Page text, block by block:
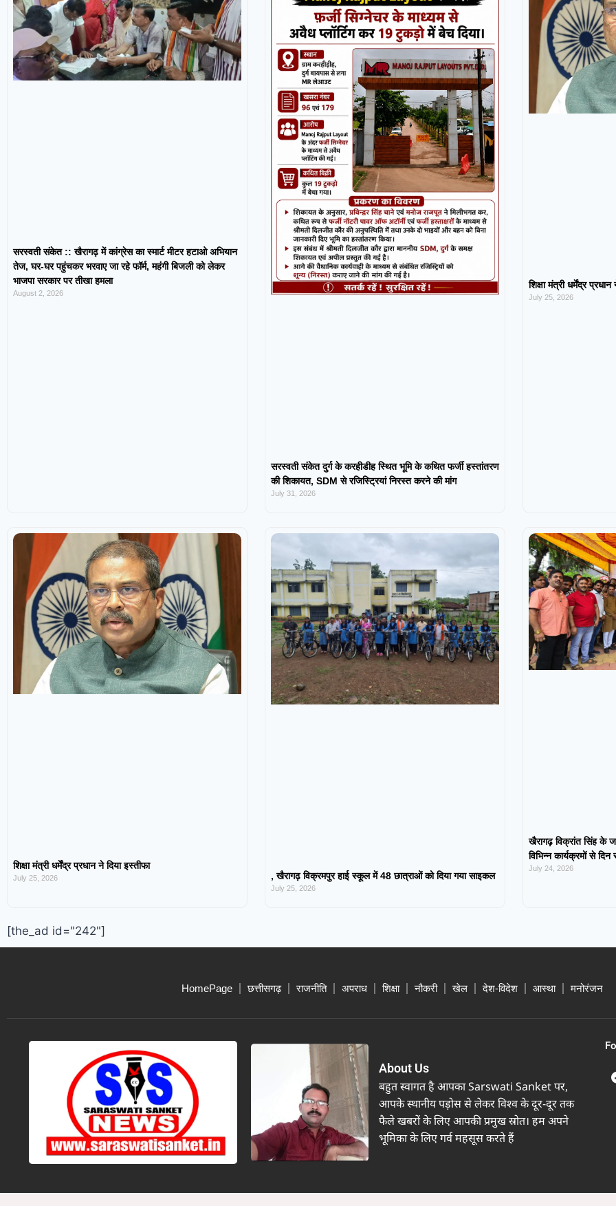
सरस्वती संकेत :: खैरागढ़ में कांग्रेस का स्मार्ट मीटर हटाओ अभियान
तेज, घर-घर पहुंचकर भरवाए जा रहे फॉर्म, महंगी बिजली को लेकर
भाजपा सरकार पर तीखा हमला
August 2, 2026
सरस्वती संकेत दुर्ग के करहीडीह स्थित भूमि के कथित फर्जी हस्तांतरण
की शिकायत, SDM से रजिस्ट्रियां निरस्त करने की मांग
July 31, 2026
शिक्षा मंत्री धर्मेंद्र
July 25, 2026
शिक्षा मंत्री धर्मेंद्र प्रधान ने दिया इस्तीफा
July 25, 2026 , खैरागढ़ विक्रमपुर हाई स्कूल में 48 छात्राओं को दिया गया साइकल
July 25, 2026
खैरागढ़ विक्रांत सिंह के
विभिन्न कार्यक्रमों से दिन
July 24, 2026
[the_ad id="242"]
HomePage छत्तीसगढ़ राजनीति अपराध शिक्षा नौकरी खेल देश-विदेश आस्था मनोरंजन
About Us
बहुत स्वागत है आपका Sarswati Sanket पर,
आपके स्थानीय पड़ोस से लेकर विश्व के दूर-दूर तक
फैले खबरों के लिए आपकी प्रमुख स्रोत। हम अपने
भूमिका के लिए गर्व महसूस करते हैं